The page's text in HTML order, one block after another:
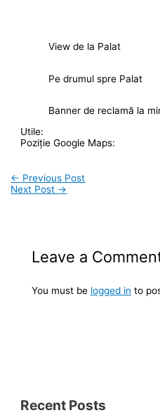
View de la Palat
Pe drumul spre Palat
Banner de reclamă la
Utile:
Poziție Google Maps:
← Previous Post
Next Post →
Leave a
You must be logged in to
Recent Posts